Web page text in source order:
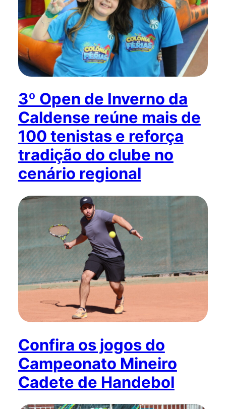
3º Open de Inverno da
Caldense reúne mais de
100 tenistas e reforça
tradição do clube no
cenário regional
Confira os jogos do
Campeonato Mineiro
Cadete de Handebol